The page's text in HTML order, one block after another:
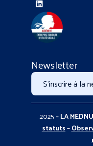
Newsletter
S'inscrire à la
2025– LA
statuts–